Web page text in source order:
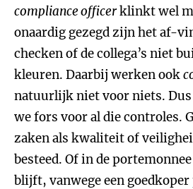
compliance officerklinkt wel
onaardig gezegd zijn het af-
checken of de collega’s niet
kleuren. Daarbij werken ook
natuurlijk niet voor niets. Dus
we fors voor al die controles.
zaken als kwaliteit of
besteed. Of in de
blijft, vanwege een